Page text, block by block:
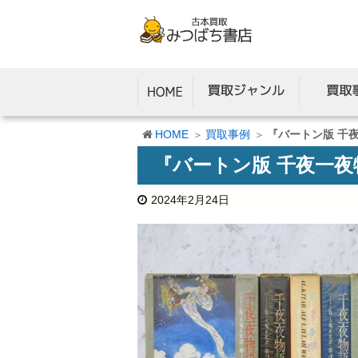
HOME 買取事例 『バートン版 千
『バートン版 千夜一
2024年2月24日